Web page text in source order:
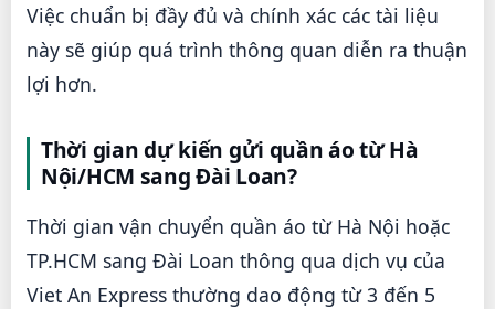
Việc chuẩn bị đầy đủ và chính xác các tài liệu
này sẽ giúp quá trình thông quan diễn ra thuận
lợi hơn.
Thời gian dự kiến gửi quần áo từ Hà
Nội/HCM sang Đài Loan?
Thời gian vận chuyển quần áo từ Hà Nội hoặc
TP.HCM sang Đài Loan thông qua dịch vụ của
Viet An Express thường dao động từ 3 đến 5